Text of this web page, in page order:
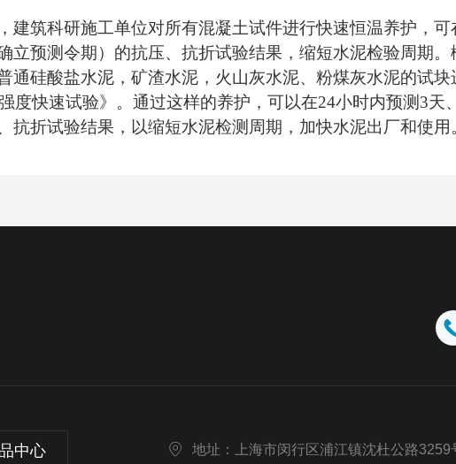
建筑科研施工单位对所有混凝土试件进行快速恒温养护，可
立预测令期 ） 的抗压、抗折试验结果，缩短水泥检验周期。
通硅酸盐水泥，矿渣水泥，火山灰水泥、粉煤灰水泥的试
强度快速试验》。通过这样的养护，可以在24小时内预测 3天、
抗折试验结果，以缩短水泥检测周期，加快水泥出厂和使用
中心 地址：上海市闵行区浦江镇沈杜公路3259